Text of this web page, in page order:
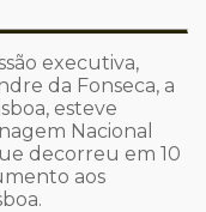
executiva,
da Fonseca, a
esteve
Nacional
decorreu em 10
aos